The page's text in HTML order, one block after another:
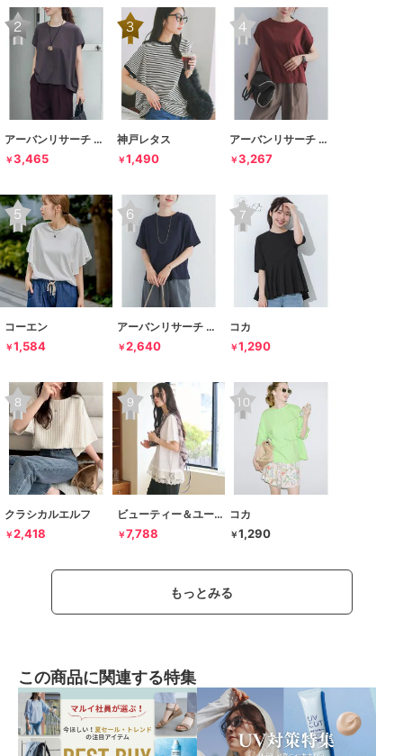
アーバンリサーチ ドアーズ
￥3,465
神戸レタス
￥1,490
アーバンリサーチ ドアーズ
￥3,267
コーエン
￥1,584
アーバンリサーチ ドアーズ
￥2,640
コカ
￥1,290
クラシカルエルフ
￥2,418
ビューティー＆ユース ユナイテッドアローズ
￥7,788
コカ
￥1,290
もっとみる
この商品に関連する特集